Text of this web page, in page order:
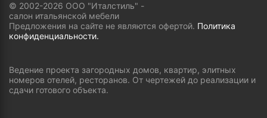
© 2002-2026 ООО "Италстиль" -
салон итальянской мебели
Предложения на сайте не являются офертой. Политика
конфиденциальности.
Ведение проекта загородных домов, квартир, элитных
номеров отелей, ресторанов. От чертежей до реализации и
сдачи готового объекта.